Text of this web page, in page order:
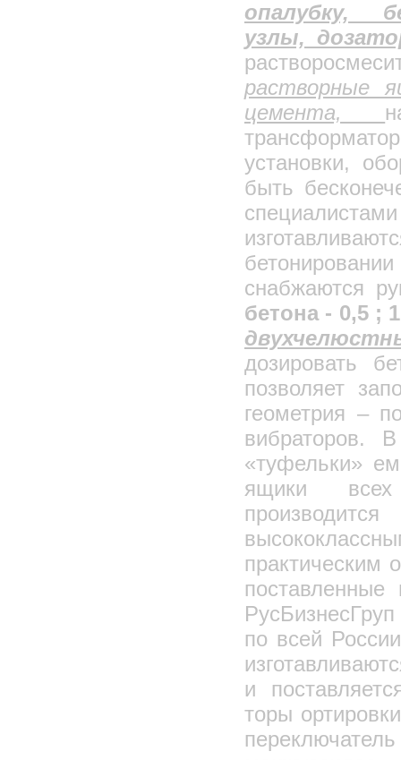
опалубку,
узлы,
растворные
цемента,
установки,
быть
снабжаются
бетона - 0,5 ;
дозировать
позволяет
геометрия –
вибраторов.
«туфельки»
ящики всех
практическим
по всей
и
торы